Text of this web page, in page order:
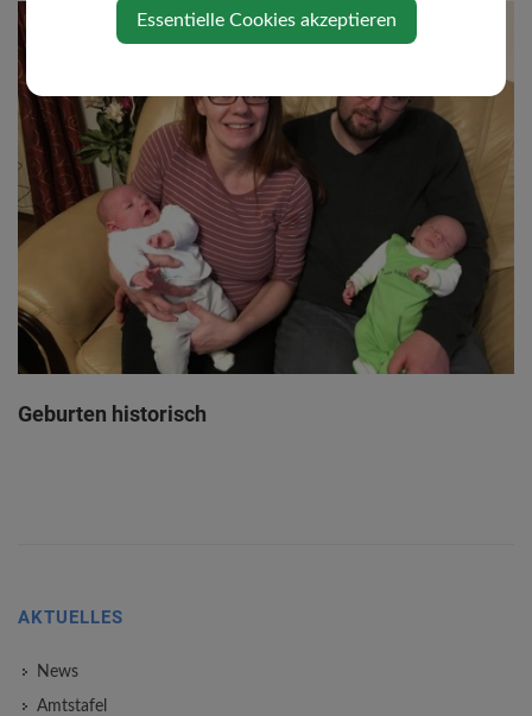
Geburten historisch
AKTUELLES
News
Amtstafel
Essentielle Cookies akzeptieren